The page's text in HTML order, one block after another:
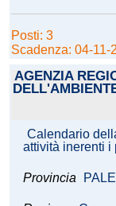
Posti: 3
Scadenza: 04-11-
AGENZIA
Calendario
attività inerenti i
Provincia